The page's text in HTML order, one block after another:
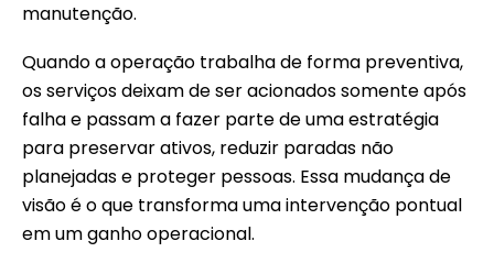
manutenção.
Quando a operação trabalha de forma preventiva,
os serviços deixam de ser acionados somente após
falha e passam a fazer parte de uma estratégia
para preservar ativos, reduzir paradas não
planejadas e proteger pessoas. Essa mudança de
visão é o que transforma uma intervenção pontual
em um ganho operacional.